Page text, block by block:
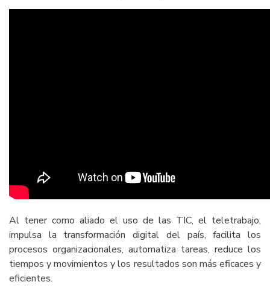
Al tener como aliado el uso de las TIC, el teletrabajo,
impulsa la transformación digital del país, facilita los
procesos organizacionales, automatiza tareas, reduce los
tiempos y movimientos y los resultados son más eficaces y
eficientes.